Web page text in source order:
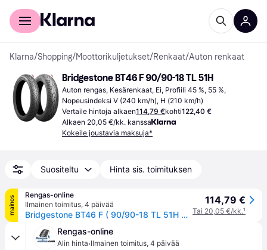
Kuluttajille
Klarna/Shopping/Moottorikuljetukset/Renkaat/Auton renkaat
Bridgestone BT46 F 90/90-18 TL 51H
Auton rengas, Kesärenkaat, Ei, Profiili 45 %, 55 %,
Nopeusindeksi V (240 km/h), H (210 km/h)
Vertaile hintoja alkaen114,79 €kohti122,40 €
Alkaen 20,05 €/kk. kanssa
Kokeile joustavia maksuja*
Suositeltu Hinta sis. toimituksen
mainos
Rengas-online
Ilmainen toimitus, 4 päivää
Bridgestone BT46 F ( 90/90-18 TL 51H M/C, etupyörä )
114,79 €
Tai 20,05 €/kk.¹
Rengas-online
Alin hinta·Ilmainen toimitus, 4 päivää